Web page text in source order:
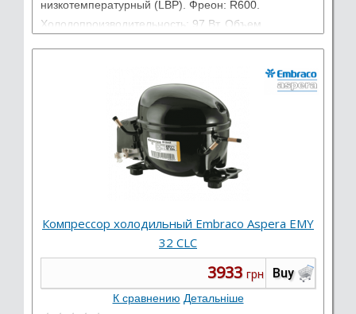
низкотемпературный (LBP). Фреон: R600.
Холодопроизводительность: 97 Вт. Объем
Embraco Aspera
Тип: Низкотемпературные LBP
Работает на: R600
Компрессор холодильный Embraco Aspera EMY
32 CLC
Buy
3933 грн
К сравнению Детальніше